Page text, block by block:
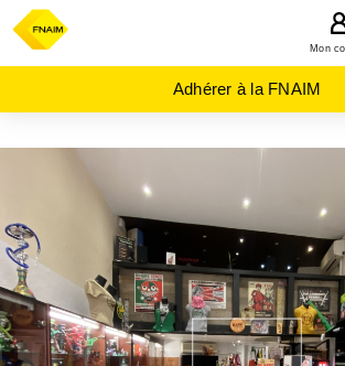
Mon
Adhérer à la FNAIM
COMMERCIAL
AUVERGNE-
RHÔNE-
ALPES
ISERE
(38)
GRENOBLE
(38000)